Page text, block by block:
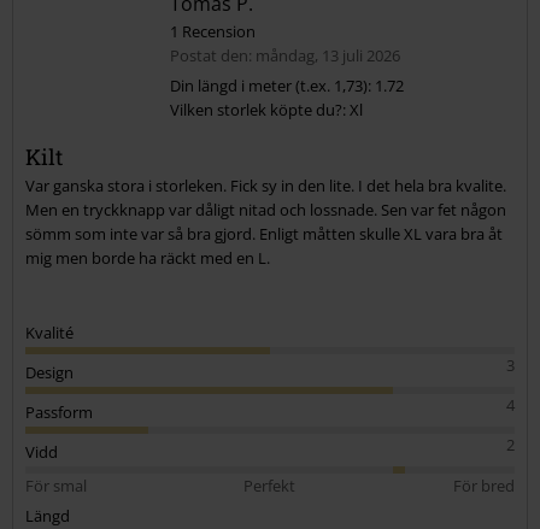
1 Recension
Postat den: måndag, 13 juli 2026
Din längd i meter (t.ex. 1,73): 1.72
Vilken storlek köpte du?: Xl
Kilt
Var ganska stora i storleken. Fick sy in den lite. I det hela bra kvalite.
Men en tryckknapp var dåligt nitad och lossnade. Sen var fet någon
sömm som inte var så bra gjord. Enligt måtten skulle XL vara bra åt
mig men borde ha räckt med en L.
Kvalité
3
Design
4
Passform
2
Vidd
För smal
Perfekt
För bred
Längd